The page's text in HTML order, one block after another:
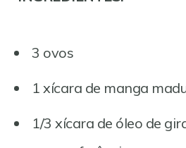
3 ovos
1 xícara de manga
1/3 xícara de óleo de